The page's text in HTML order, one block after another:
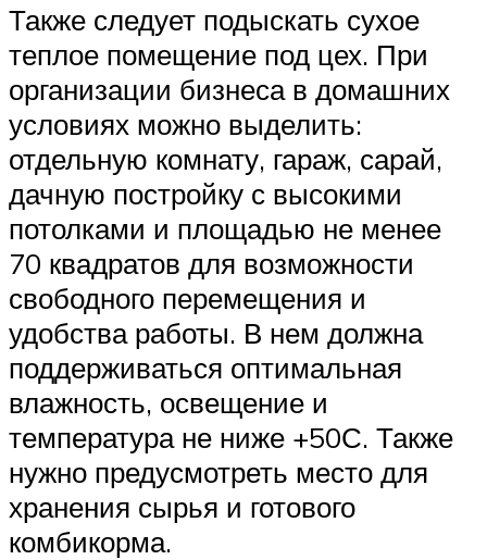
Также следует подыскать сухое
теплое помещение под цех. При
организации бизнеса в домашних
условиях можно выделить:
отдельную комнату, гараж, сарай,
дачную постройку с высокими
потолками и площадью не менее
70 квадратов для возможности
свободного перемещения и
удобства работы. В нем должна
поддерживаться оптимальная
влажность, освещение и
температура не ниже +50С. Также
нужно предусмотреть место для
хранения сырья и готового
комбикорма.